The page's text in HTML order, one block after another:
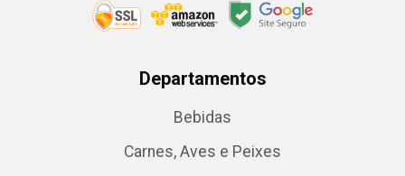
Departamentos
Bebidas
Carnes, Aves e Peixes